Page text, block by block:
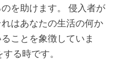
を助けます。 侵入者が
はあなたの生活の何か
ことを象徴していま
る時です。